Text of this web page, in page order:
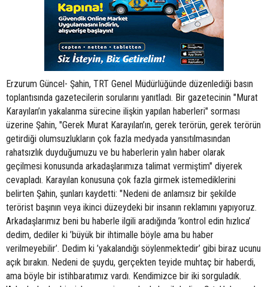
Erzurum Güncel- Şahin, TRT Genel Müdürlüğünde düzenlediği basın toplantısında gazetecilerin sorularını yanıtladı. Bir gazetecinin "Murat Karayılan’ın yakalanma sürecine ilişkin yapılan haberleri" sorması üzerine Şahin, "Gerek Murat Karayılan’ın, gerek terörün, gerek terörün getirdiği olumsuzlukların çok fazla medyada yansıtılmasından rahatsızlık duyduğumuzu ve bu haberlerin yalın haber olarak geçilmesi konusunda arkadaşlarımıza talimat vermiştim" diyerek cevapladı. Karayılan konusuna çok fazla girmek istemediklerini belirten Şahin, şunları kaydetti: "Nedeni de anlamsız bir şekilde terörist başının veya ikinci düzeydeki bir insanın reklamını yapıyoruz. Arkadaşlarımız beni bu haberle ilgili aradığında ’kontrol edin hızlıca’ dedim, dediler ki ’büyük bir ihtimalle böyle ama bu haber verilmeyebilir’. Dedim ki ’yakalandığı söylenmektedir’ gibi biraz ucunu açık bırakın. Nedeni de şuydu, gerçekten teyide muhtaç bir haberdi, ama böyle bir istihbaratımız vardı. Kendimizce bir iki sorguladık. ’Arkadaşlar bu bir risk ve geçiyoruz bu haberi’ dedim. Ortalık kaynadı. Akşam üzeri, daha fazla bunun tutulmasının doğru olmadığını düşünerek de ’Bu teyit edilmemektedir’ diye ikinci bir son dakika haberi ve sonra da haberi çektik." Uçakta Hüseyin Çelik ile yaptığı konuşmaya değinen Şahin, "Keşke bu haberimiz yanlış olsa, dedim" diye konuştu. "Görüntü ve ses kaydı istedik" İran Devlet Televizyonu Başkanı’nı aradığını belirten Şahin, şöyle konuştu: "Dedim ki ’sizin elinizde görüntü varmış. Bana beş saniyelik görüntü verin, yılın televizyonu olacağım ben. Ayrıca ses kaydı da varmış, azıcık ses kaydı verin’ dedim. Bana hemen, ’Ona baktıracağım, ama Türkiye’nin Suriye ile ilgili politikalarından İran halkı rahatsız’ dedi. ’Biz televizyonculuk yapıyoruz, Türkiye’nin Suriye ile politikalarıyla bunu özdeşleştirmenizi açıkçası anlayamadım’ dedim. Görüntü ve ses kaydı olduğu konusunda bilgimiz olmuştu, nasıl ellerine geçirildiğiyle ilgili bilgi varsa, ’Araştıracağım, size döneceğim’ dedi. Vermeyeceğini biliyorum, ertesi gün büyükelçilik üzerinden ’böyle bir görüntüyü bulamadık’ diyerek, kapattılar konuyu. Bu olay yarın bir gün sonra, bir ay sonra, bir yıl sonra ne olduğu ortaya çıkacak. Biraz sabretmemiz gerekiyor. Bunun da ne olduğu ortaya çıkacak. Hala bu olayda biz doğruyuz demiyorum. Çünkü gerçekten teyide muhtaç bir şey." İbrahim Şahin, şunları da kaydetti: "Bizim nezrimizde suçlu olan, İran hukuku açısından, kendi mevzuatı açısından suç teşkil etmediği için tutuklanmayabilir. Onun için İran bunu alır, bırakır. Bu konuda çok fazla bir şey söylemenin anlamı yok. Ama kamu yayıncısı olarak, her ne kadar yaptığımız tüm son dakika haberlerin ve böyle özel dosya sayılabilecek haberlerin eleştirildiğini bile bile, bunu da biz bir riskti, yaptık. Yavaş yavaş bu haberin doğru olduğu ortaya çıkıyor. Ama keşke bu haberimiz yanlış olsa. Çünkü tersinden düşünüyorum, İran Karayılan’ı tutukluyor, gözaltına alıyor veya misafir ediyorsa, başka pazarlıkların olabileceğini herhalde siz de düşünüyorsunuzdur. Onun için umarım bu yaptığımız haber yanlış olur." "Kısmen yorulduğumu hissediyorum" Şahin, bir gazetecinin "Görev süreniz sona eriyor. TRT Genel Müdürlüğü’nde devam etmek istiyor musunuz" sorusu üzerine, şöyle konuştu: "TRT Genel Müdürlerinin görev süresinin kanunla 4 yıla getirilmiş olması rast gele bir şey değil. Demek ki 4 yıl yeterli bir süre ki 4 yıl koymuşlar. Ama ikinci bir 4 yıl seçilme veya göreve devam etme şansı varken, bana sorarsanız, kısmen yorulduğumu hissediyorum. Burası çok önemli bir kurum. Belki benden sonraki arkadaşlar çok iyi yerlere taşırlar düşüncesiyle açıkçası gönlümden geçen çok başarılı bir başka arkadaş gelsin, götürsün. Ama bu konuda buraya gelirken de kararı kendim vermediğim için belki ilgili insanlara danışıp karar vereceğiz. Şu anda adaylık sürecinde müracaat edip etmeyeceğim konusunda kararımı netleştirmedim." İbrahim Şahin, Meclis yayınlarına ilişkin olarak, 1995 yılında yapılan bir protokol olduğunu ve bu protokole uyduklarını belirterek, "Eski Meclis Başkanının zamanında bu protokolü yenilemek istedik. Danışma Kurulu’nu tatil olduğu için oluşturamadılar. O zaman bir protokol yapmanın yolu kapalıydı. Meclis Başkanlığı devreye girer ve yeni bir protokol hazırlayabilir. Yeni bir protokol çıkana kadar biz mevcuduna uymak durumundayız" dedi. Şahin, TRT Genel Müdürlüğünde düzenlediği basın toplantısında gazetecilerin sorularını yanıtladı. Meclis TV ile ilgili tartışmaları hatırlatan bir gazetecinin, "TRT, sanıyorum bundan sonra grup toplantılarını TRT Haber’den yayımlayacak. Bu konuda Meclis Başkanından bir istek geldi mi?" sorusuna Şahin, 1995 yılında Meclis ile TRT arasında protokol imzalandığını, o protokolde salı, çarşamba, perşembe günleri Meclis yayınlarının 14.00-19.00 saatleri arasında verileceğinin belirtildiğini söyledi. TRT-3’ü yavaş yavaş spor kanalına çevirdiklerini belirten Şahin, şöyle konuştu: "Meclis mesela bir karar alıyor, saat 18.55’te bu kanun bitene kadar görüşmeler devam edecek. Halbuki biz dedik ki eski Meclis Başkanımıza ’Bize diyin ki, saat 20.00’ye, 24.00’e kadar. Salı, çarşamba veya perşembe günlerinde canlı yayın koymayız. Mesela 19.00’da Meclis yayınları bitecek düşüncesiyle 19.05’te biz bir tane Bank Asya’dan, Bundesliga’dan maç almışız onu yayınlayacağız ama bir anda uzuyor. TRT-1’e, TRT Haber’e koyamıyorsunuz. Dolayısıyla yayın planlaması konusunda sıkıntı yaşıyoruz. Bunun netleşmesi lazım dedim, oturup protokol yapalım dedim." Meclisin isterse kanun çıkararak TRT-3’ü tamamen Meclisin kanalı haline getirebileceğini de belirten Şahin, "Bir tane protokol var, ona uyalım dedim, Başkan da yazı yazın dedi. Yazımızı gönderdik. Meclis başkanımızdan yazı geldi, ’Bu protokole uyulmaktadır ama bundan sonra daha dikkatli uyulacaktır’ diye. Biz, bu yazıdan hareketle o protokole uyuyoruz ama bu protokolde salı, çarşamba ve perşembe günleri 14.00-19.00 saatleri arası yayın süresini kapsadığı için bunda grup toplantıları yok" diye konuştu. "Muhatabımız Meclis" Grup toplantılarının nasıl diğer özel televizyonların da verebildiği bir yayınsa kendilerinin de TRT Haber olarak bunu partilerin milletvekili sayılarına göre belirlenen süreler içinde verdiklerini anlatan Şahin, "Bu eleştiri konusu oldu. Bu bizim kabadayılık yaptığımız anlamına gelmesin, bir protokol var ve biz ona uyuyoruz. Ayrıca Meclis Başkanından aldığımız yazı doğrultusunda bunu yapıyoruz" dedi. "İnternet ortamında yayın yapılabilir, yeni bir uydu kanalı kurulabilir, kapalı devre yayın yapılabilir" diyen Şahin, bu konuda çalışma yaptıklarını ve TBMM Başkanı Cemil Çiçek’e takdim ettiklerini söyledi. İbrahim Şahin, şöyle devam etti: "Bu benim çözebileceğim bir problem değil, ’TRT Genel Müdürü isterse yayını keser’, böyle bir şey yok. Muhatabımız Meclis. İsterse, ’TRT-3 bundan sonra Meclis’in kanalıdır’ diye hüküm çıkarır, herhalde buna itiraz edecek halimiz var mı, ellerimizi indiririz aşağıya, biter bu konu. Elimizde protokol var ve biz ona uyuyoruz. Yeni bir protokol hazırlandığında da ona harfiyen uyarız. Protokol değişine kadar biz ona uyacağız." Şahin, bir gazetecinin "CHP Genel Başkanı, ’Meclis Başkanı, TRT Genel Müdürüne sözünü geçiremiyor mu?’ diye bir açıklaması oldu. Bu anlamda Meclis Başkanından bu sürenin genişletilmesi yönünde bir talep gelmedi mi?" sorusunu, "Bizim siyasetçilerle muhatap olmamız söz konusu değil. Polemiğe girmenin anlamı yok. Söz geçirme değil, isterse Meclis TRT’nin tüm kanallarını kendi bünyesine bağlar. Onun için bunlar, anlamsız polemikler" diyerek yanıtladı. Eski Meclis Başkanının zamanında bu protokolü yenilemek istediklerini belirten Şahin, "Meclis TV ile ilgili bir yönetmelik çıkarmışlar. Bu yönetmelik diyor ki Mecliste protokol yapılabilmesi için Danışma Kurulu var. Danışma Kurulu’nu, tatil olduğu için oluşturamadılar. O zaman bir protokol yapmanın yolu kapalıydı. Şimdi bu yol açık, Meclis Başkanlığı devreye girer ve yeni bir protokol hazırlayabilir. Yeni bir protokol çıkana kadar biz mevcuduna uymak durumundayız" diye konuştu. "Kozmik oda" "Reyting sistemi" ile ilgili bir soruyu ise Şahin, kendisinin göreve geldiği zaman TRT-1’in reytinginin ölçüldüğünü, reytinginin yüzde 1’lerde seyrettiğini söyledi. Reytingle ilgili ciddi bir problem yaşandığını belirten Şahin, reyting sisteminden "sistemin gözden geçirilmesinin mümkün olmadığı" gerekçesiyle çıktıklarını anımsattı. Ölçümden korkmadıklarını ifade eden Şahin, "Yeni bir ölçüm şirketi oluşsun ve kendimizi ölçtürelim, dedik. İhaleye çıktık, bir şirket ihaleyi aldı" dedi. TRT’nin reyting ile fazla izlenmeyi birbirinden ayırdığını, fazla izlenmeye önem verdiklerini belirten Şahin, "Ölçüme başladıktan itibaren bizim verilerimizi özel televizyonlar satın aldılar ilgili şirketten. Bizim kurdurduğumuz sistem dünyada belki en ideal sistem" dedi. Adını "Kozmik oda" koydukları bir odada televizyon kanallarının ne kadar izlendiğine dair verilerin hemen görülebildiğini anlatan Şahin, reyting kuruluşu AGB’den ise en erken veri alımının ertesi gün olduğunu söyledi. Göreve geldiğinde TRT’nin reklam gelirinin ortalama 30 milyon TL olduğunu belirten Şahin, şunları kaydetti: "Reklam Daire Başkanlığı Ankara’da, reklam pazarlamanın merkezi İstanbul’da. Arkadaşlarımız, sabah saat 9’da kalkıp İstanbul’a gidiyorlar. Sağa sola bakıyorlar, reklam veren kimseyi bulamıyorlar. Ondan sonra saat 5 oluyor ve mesai bitiyor, geri dönüyorlar. Halbuki reklam verenler sağda solda eğleniyorlar hem de reklam veriyorlar, sabahtan akşama kadar dinleniyorlar. Bu sistemin içerisinde, örneğin git şimdi reklamcılar Reina’da eğlenmiş oluyorlar ve şu an yatıyorlar. Senin elemanın orada olsa, bir memur Reina’da ne arar, canımızı okurlar. Onun için bu sistemin bize uymadığını söyledik." Şahin, dünkü verilere göre ilk 25’teki programların ilk 23’ünün TRT Haber’e ait olduğu bilgisini aktararak, TRT-1’in ise AGB ölçerken 7-8. sıralarda olduğunu ancak şimdi 3. sırayı zorladığını söyledi. "Benim akrabalarım küstü" Kendisinin "50 bin dolar maaş aldığı" yönünde haberle